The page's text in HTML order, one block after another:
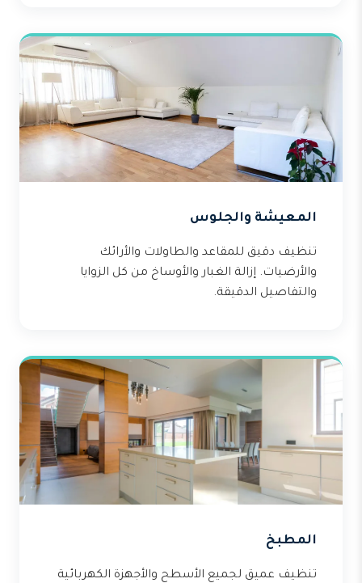
المعيشة والجلوس
تنظيف دقيق للمقاعد والطاولات والأرائك
والأرضيات. إزالة الغبار والأوساخ من كل الزوايا
والتفاصيل الدقيقة.
المطبخ
تنظيف عميق لجميع الأسطح والأجهزة الكهربائية